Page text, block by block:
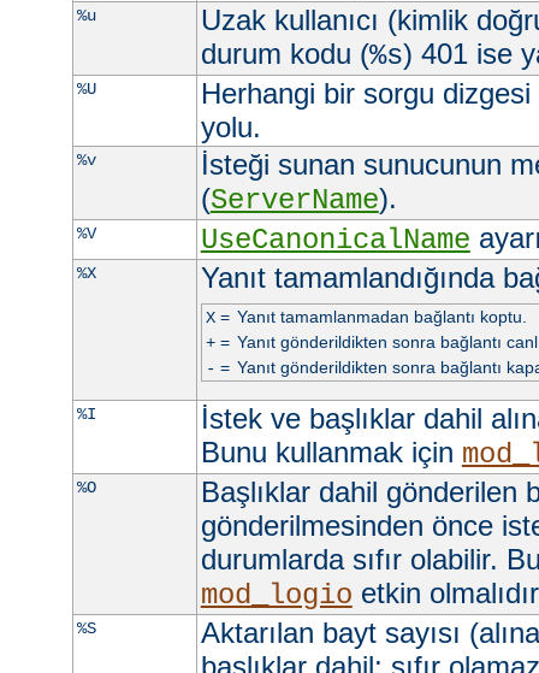
%u
Uzak kullanıcı (kimlik
durum kodu (%s) 401 ise
%U
Herhangi bir sorgu
yolu.
%v
İsteği sunan sunucunun
(ServerName).
%V UseCanonicalName
%X Yanıt tamamlandığında
X= Yanıt tamamlanmadan bağlantı koptu.
+= Yanıt gönderildikten sonra bağlantı
- = Yanıt gönderildikten sonra bağlantı
%I
İstek ve başlıklar dahil
Bunu kullanmak için
%O
Başlıklar dahil gönderilen
gönderilmesinden önce
durumlarda sıfır olabilir.
mod_logio etkin
%S
Aktarılan bayt sayısı
başlıklar dahil; sıfır